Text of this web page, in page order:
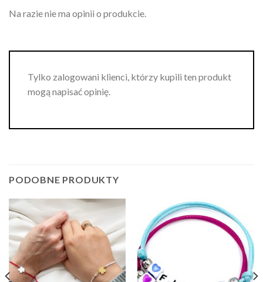
Na razie nie ma opinii o produkcie.
Tylko zalogowani klienci, którzy kupili ten produkt
mogą napisać opinię.
PODOBNE PRODUKTY